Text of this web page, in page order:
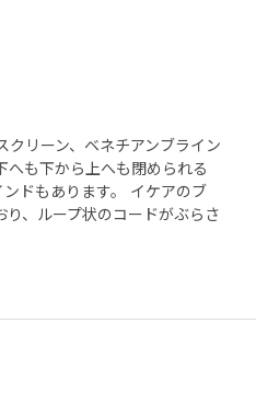
リーン、ベネチアンブライン
へも下から上へも閉められる
ドもあります。 イケアのブ
、ループ状のコードがぶらさ